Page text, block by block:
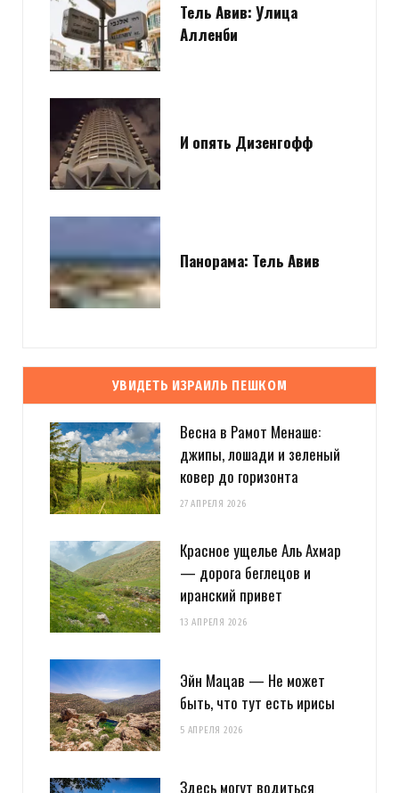
Тель Авив: Улица
Алленби
И опять Дизенгофф
Панорама: Тель Авив
УВИДЕТЬ ИЗРАИЛЬ ПЕШКОМ
Весна в Рамот Менаше:
джипы, лошади и зеленый
ковер до горизонта
27 АПРЕЛЯ 2026
Красное ущелье Аль Ахмар
— дорога беглецов и
иранский привет
13 АПРЕЛЯ 2026
Эйн Мацав — Не может
быть, что тут есть ирисы
5 АПРЕЛЯ 2026
Здесь могут водиться